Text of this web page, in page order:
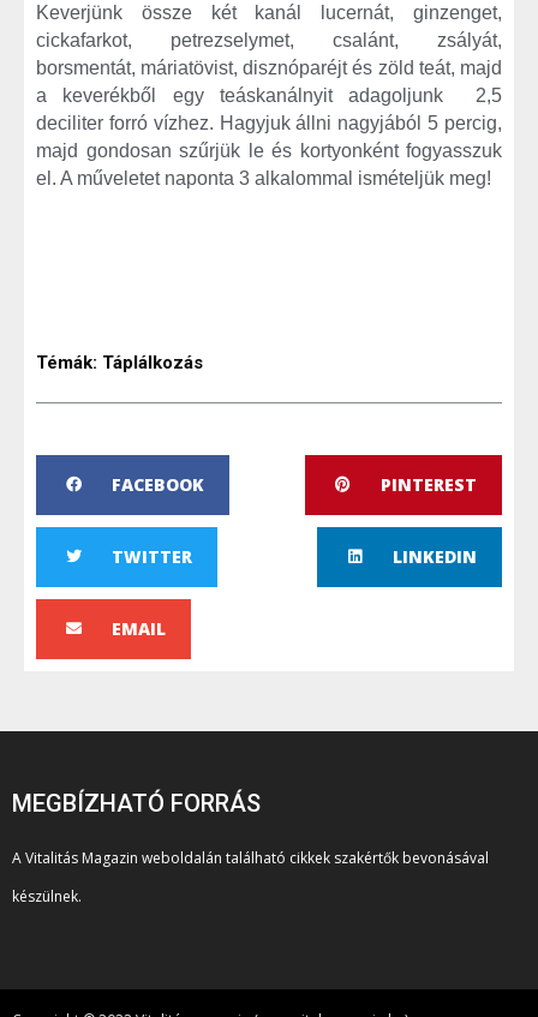
Keverjünk össze két kanál lucernát, ginzenget,
cickafarkot, petrezselymet, csalánt, zsályát,
borsmentát, máriatövist, disznóparéjt és zöld teát, majd
a keverékből egy teáskanálnyit adagoljunk 2,5
deciliter forró vízhez. Hagyjuk állni nagyjából 5 percig,
majd gondosan szűrjük le és kortyonként fogyasszuk
el. A műveletet naponta 3 alkalommal ismételjük meg!
Témák: Táplálkozás
FACEBOOK PINTEREST
TWITTER LINKEDIN
EMAIL
MEGBÍZHATÓ FORRÁS
A Vitalitás Magazin weboldalán található cikkek szakértők bevonásával
készülnek.